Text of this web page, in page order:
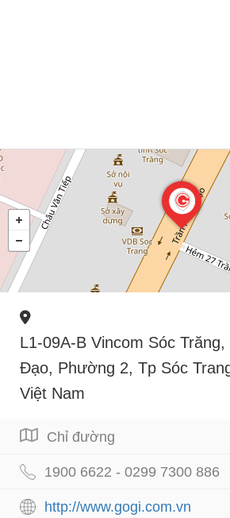
L1-09A-B Vincom Sóc
Đạo, Phường 2, Tp Sóc
Việt Nam
Chỉ đường
1900 6622 - 0299 7300 886
http://www.gogi.com.vn